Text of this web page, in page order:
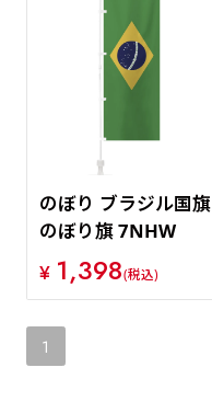
のぼり ブラジル国旗
のぼり旗 7NHW
¥ 1,398(税込)
1